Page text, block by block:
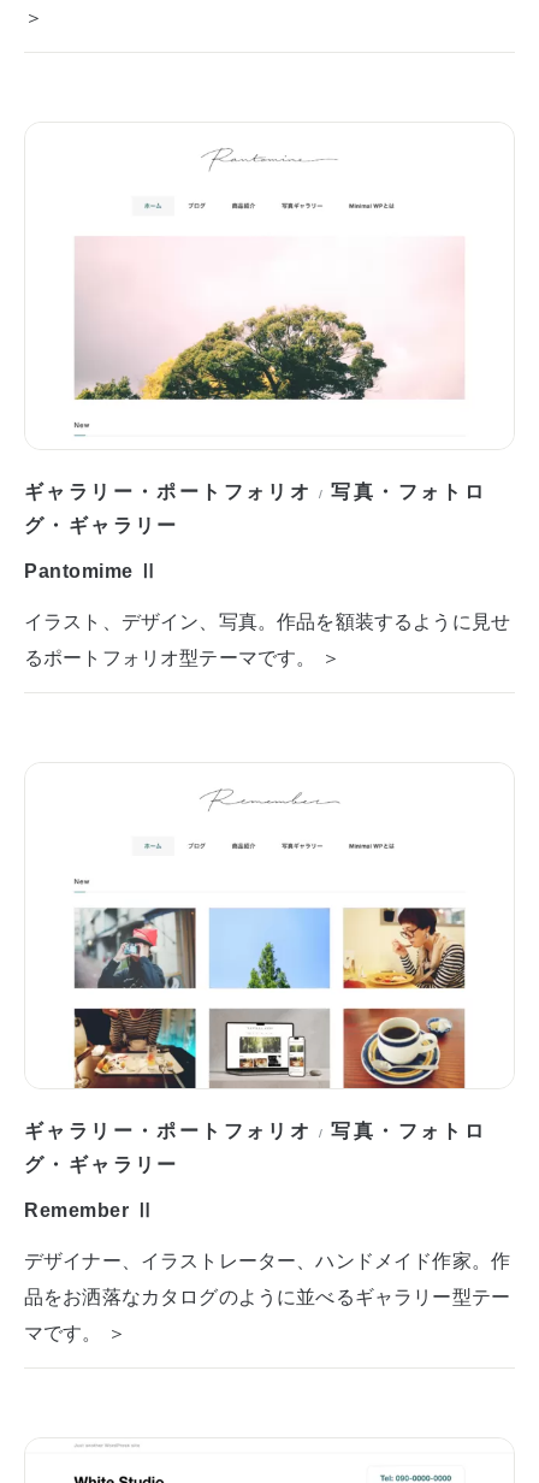
＞
ギャラリー・ポートフォリオ /写真・フォトロ
グ・ギャラリー
Pantomime Ⅱ
イラスト、デザイン、写真。作品を額装するように見せ
るポートフォリオ型テーマです。 ＞
ギャラリー・ポートフォリオ /写真・フォトロ
グ・ギャラリー
Remember Ⅱ
デザイナー、イラストレーター、ハンドメイド作家。作
品をお洒落なカタログのように並べるギャラリー型テー
マです。 ＞